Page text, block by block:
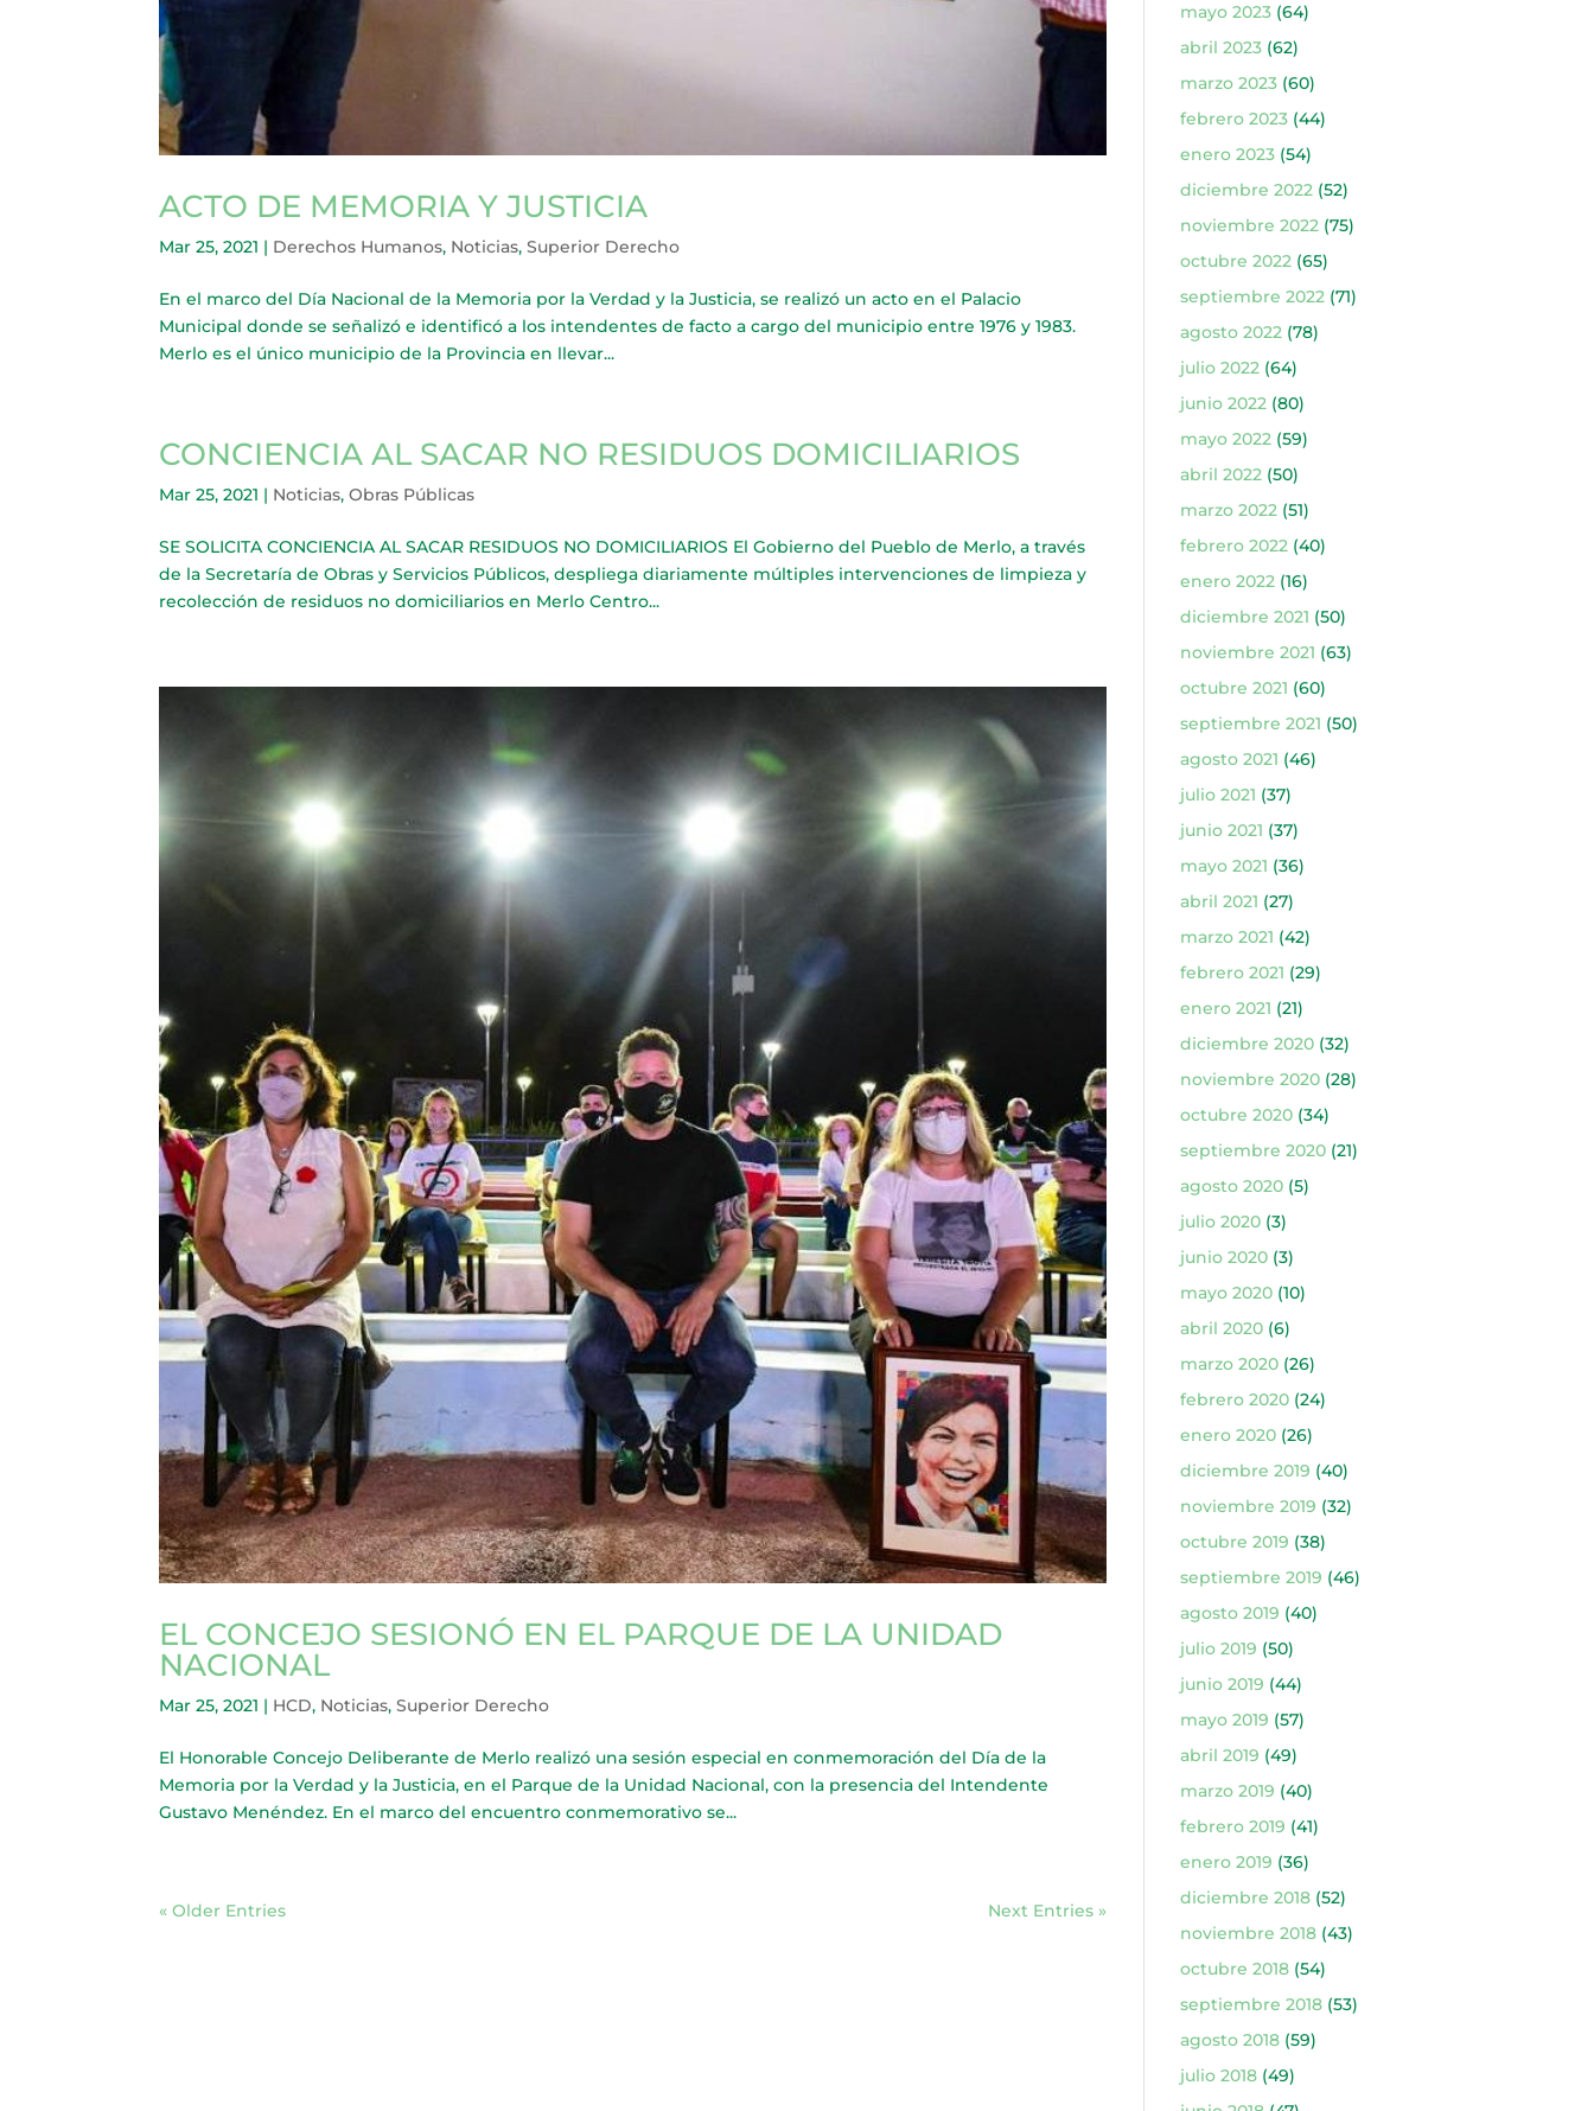
ACTO DE MEMORIA Y JUSTICIA
Mar 25, 2021 | Derechos Humanos, Noticias,Superior Derecho
En el marco del Día Nacional de la Memoria por la Verdad y la Justicia, se realizó un acto en el Palacio
Municipal donde se señalizó e identificó a los intendentes de facto a cargo del municipio entre 1976 y 1983.
Merlo es el único municipio de la Provincia en llevar...
CONCIENCIA AL SACAR NO RESIDUOS DOMICILIARIOS
Mar 25, 2021 | Noticias,Obras Públicas
SE SOLICITA CONCIENCIA AL SACAR RESIDUOS NO DOMICILIARIOS El Gobierno del Pueblo de Merlo, a través
de la Secretaría de Obras y Servicios Públicos, despliega diariamente múltiples intervenciones de limpieza y
recolección de residuos no domiciliarios en Merlo Centro...
EL CONCEJO SESIONÓ EN EL PARQUE DE LA UNIDAD
NACIONAL
Mar 25, 2021 | HCD, Noticias,Superior Derecho
El Honorable Concejo Deliberante de Merlo realizó una sesión especial en conmemoración del Día de la
Memoria por la Verdad y la Justicia, en el Parque de la Unidad Nacional, con la presencia del Intendente
Gustavo Menéndez. En el marco del encuentro conmemorativo se...
« Older Entries Next Entries »
mayo 2023(64)
abril 2023(62)
marzo 2023(60)
febrero 2023(44)
enero 2023(54)
diciembre 2022(52)
noviembre 2022(75)
octubre 2022(65)
septiembre 2022(71)
agosto 2022(78)
julio 2022(64)
junio 2022(80)
mayo 2022(59)
abril 2022(50)
marzo 2022(51)
febrero 2022(40)
enero 2022(16)
diciembre 2021 (50)
noviembre 2021 (63)
octubre 2021 (60)
septiembre 2021 (50)
agosto 2021 (46)
julio 2021 (37)
junio 2021 (37)
mayo 2021 (36)
abril 2021 (27)
marzo 2021 (42)
febrero 2021 (29)
enero 2021 (21)
diciembre 2020(32)
noviembre 2020(28)
octubre 2020(34)
septiembre 2020(21)
agosto 2020(5)
julio 2020(3)
junio 2020(3)
mayo 2020(10)
abril 2020(6)
marzo 2020(26)
febrero 2020(24)
enero 2020(26)
diciembre 2019 (40)
noviembre 2019 (32)
octubre 2019 (38)
septiembre 2019 (46)
agosto 2019 (40)
julio 2019 (50)
junio 2019 (44)
mayo 2019 (57)
abril 2019 (49)
marzo 2019 (40)
febrero 2019 (41)
enero 2019 (36)
diciembre 2018(52)
noviembre 2018(43)
octubre 2018(54)
septiembre 2018(53)
agosto 2018(59)
julio 2018(49)